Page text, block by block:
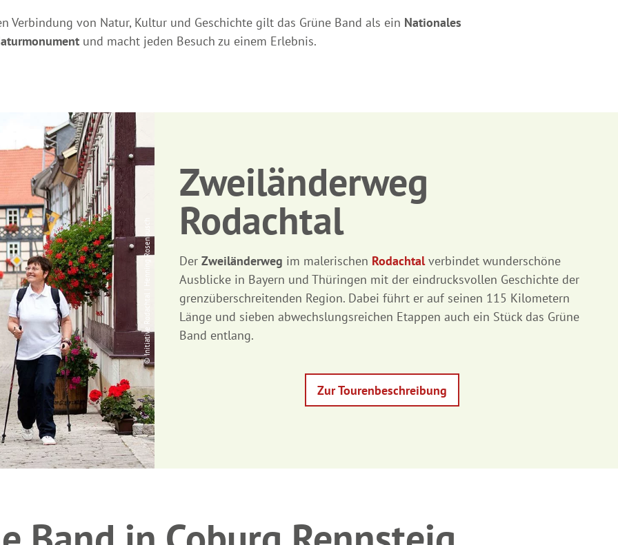
Verbindung von Natur, Kultur und Geschichte gilt das Grüne Band als ein Nationales
und macht jeden Besuch zu einem Erlebnis.
© Initiative Rodachtal | Henning Rosenbusch
Zweiländerweg
Rodachtal
Der Zweiländerweg im malerischen Rodachtalverbindet wunderschöne
Ausblicke in Bayern und Thüringen mit der eindrucksvollen Geschichte der
grenzüberschreitenden Region. Dabei führt er auf seinen 115 Kilometern
Länge und sieben abwechslungsreichen Etappen auch ein Stück das Grüne
Band entlang.
Zur Tourenbeschreibung